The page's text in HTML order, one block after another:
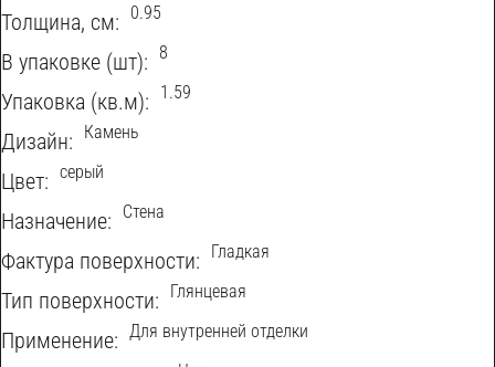
Толщина, см: 0.95
В упаковке (шт): 8
Упаковка (кв.м): 1.59
Дизайн: Камень
Цвет: серый
Назначение: Стена
Фактура поверхности: Гладкая
Тип поверхности: Глянцевая
Применение: Для внутренней отделки